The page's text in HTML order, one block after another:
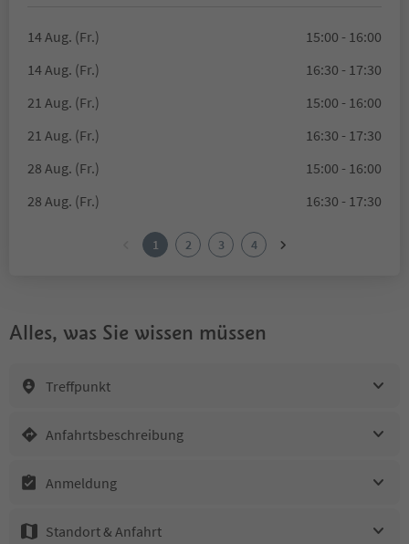
14 Aug. (Fr.)
15:00 - 16:00
14 Aug. (Fr.)
16:30 - 17:30
21 Aug. (Fr.)
15:00 - 16:00
21 Aug. (Fr.)
16:30 - 17:30
28 Aug. (Fr.)
15:00 - 16:00
28 Aug. (Fr.)
16:30 - 17:30
1 2 3 4
Alles, was Sie wissen müssen
Treffpunkt
Anfahrtsbeschreibung
Anmeldung
Standort & Anfahrt